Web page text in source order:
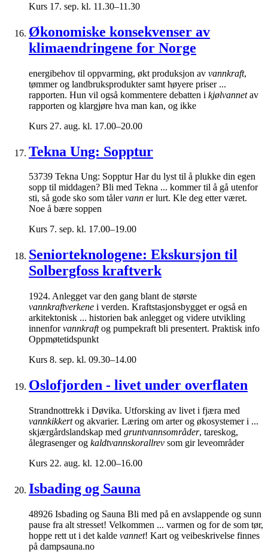
Kurs 17. sep. kl. 11.30–11.30
Økonomiske konsekvenser av
klimaendringene for Norge
energibehov til oppvarming, økt produksjon av vannkraft,
tømmer og landbruksprodukter samt høyere priser ...
rapporten. Hun vil også kommentere debatten i kjølvannetav
rapporten og klargjøre hva man kan, og ikke
Kurs 27. aug. kl. 17.00–20.00
Tekna Ung: Sopptur
53739 Tekna Ung: Sopptur Har du lyst til å plukke din egen
sopp til middagen? Bli med Tekna ... kommer til å gå utenfor
sti, så gode sko som tålervann er lurt. Kle deg etter været.
Noe å bære soppen
Kurs 7. sep. kl. 17.00–19.00
Seniorteknologene: Ekskursjon til
Solbergfoss kraftverk
1924. Anlegget var den gang blant de største
vannkraftverkene i verden. Kraftstasjonsbygget er også en
arkitektonisk ... historien bak anlegget og videre utvikling
innenforvannkraftog pumpekraft bli presentert. Praktisk info
Oppmøtetidspunkt
Kurs 8. sep. kl. 09.30–14.00
Oslofjorden - livet under overflaten
Strandnottrekk i Døvika. Utforsking av livet i fjæra med
vannkikkertog akvarier. Læring om arter og økosystemer i ...
skjærgårdslandskap med gruntvannsområder, tareskog,
ålegrasenger og kaldtvannskorallrev som gir leveområder
Kurs 22. aug. kl. 12.00–16.00
Isbading og Sauna
48926 Isbading og Sauna Bli med på en avslappende og sunn
pause fra alt stresset! Velkommen ... varmen og for de som tør,
hoppe rett ut i det kalde vannet! Kart og veibeskrivelse finnes
på dampsauna.no